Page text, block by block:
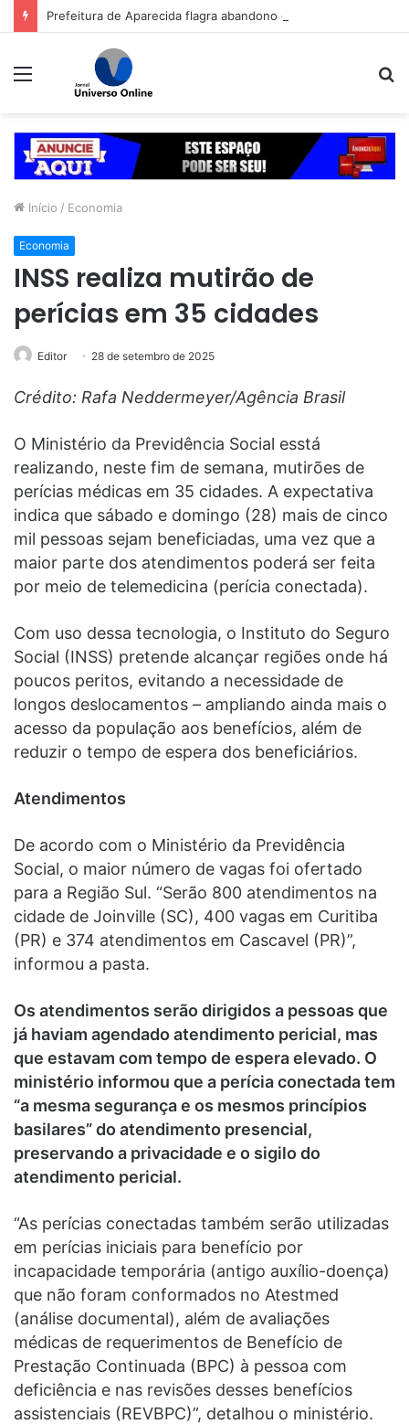
Menu
Início / Economia
Economia
INSS realiza mutirão de
perícias em 35 cidades
Editor 28 de setembro de 2025
Crédito: Rafa Neddermeyer/Agência Brasil
O Ministério da Previdência Social esstá
realizando, neste fim de semana, mutirões de
perícias médicas em 35 cidades. A expectativa
indica que sábado e domingo (28) mais de cinco
mil pessoas sejam beneficiadas, uma vez que a
maior parte dos atendimentos poderá ser feita
por meio de telemedicina (perícia conectada).
Com uso dessa tecnologia, o Instituto do Seguro
Social (INSS) pretende alcançar regiões onde há
poucos peritos, evitando a necessidade de
longos deslocamentos – ampliando ainda mais o
acesso da população aos benefícios, além de
reduzir o tempo de espera dos beneficiários.
Atendimentos
De acordo com o Ministério da Previdência
Social, o maior número de vagas foi ofertado
para a Região Sul. “Serão 800 atendimentos na
cidade de Joinville (SC), 400 vagas em Curitiba
(PR) e 374 atendimentos em Cascavel (PR)”,
informou a pasta.
Os atendimentos serão dirigidos a pessoas que
já haviam agendado atendimento pericial, mas
que estavam com tempo de espera elevado. O
ministério informou que a perícia conectada tem
“a mesma segurança e os mesmos princípios
basilares” do atendimento presencial,
preservando a privacidade e o sigilo do
atendimento pericial.
“As perícias conectadas também serão utilizadas
em perícias iniciais para benefício por
incapacidade temporária (antigo auxílio-doença)
que não foram conformados no Atestmed
(análise documental), além de avaliações
médicas de requerimentos de Benefício de
Prestação Continuada (BPC) à pessoa com
deficiência e nas revisões desses benefícios
assistenciais (REVBPC)”, detalhou o ministério.